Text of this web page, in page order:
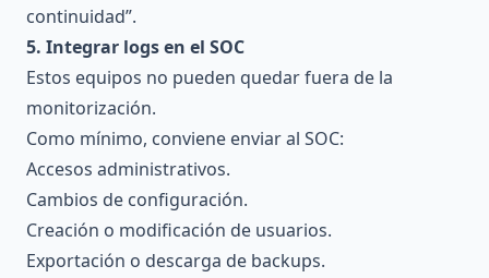
continuidad”.
5. Integrar logs en el SOC
Estos equipos no pueden quedar fuera de la
monitorización.
Como mínimo, conviene enviar al SOC:
Accesos administrativos.
Cambios de configuración.
Creación o modificación de usuarios.
Exportación o descarga de backups.